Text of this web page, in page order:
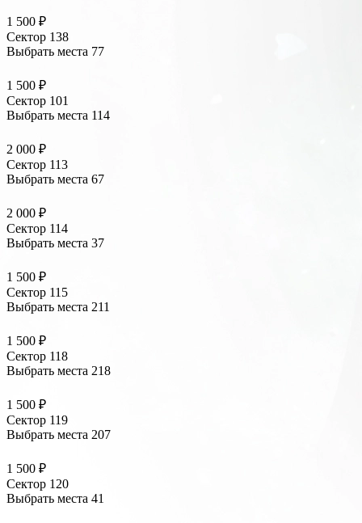
1 500 ₽
Сектор 138
Выбрать места 77
1 500 ₽
Сектор 101
Выбрать места 114
2 000 ₽
Сектор 113
Выбрать места 67
2 000 ₽
Сектор 114
Выбрать места 37
1 500 ₽
Сектор 115
Выбрать места 211
1 500 ₽
Сектор 118
Выбрать места 218
1 500 ₽
Сектор 119
Выбрать места 207
1 500 ₽
Сектор 120
Выбрать места 41